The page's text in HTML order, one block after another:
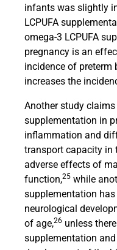
infants was slightly
LCPUFA
omega-3 LCPUFA
pregnancy is an
incidence of preterm
increases the
Another study
supplementation in
inflammation and
transport capacity in
adverse effects of
function,25 while
supplementation
neurological
of age,26 unless
supplementation